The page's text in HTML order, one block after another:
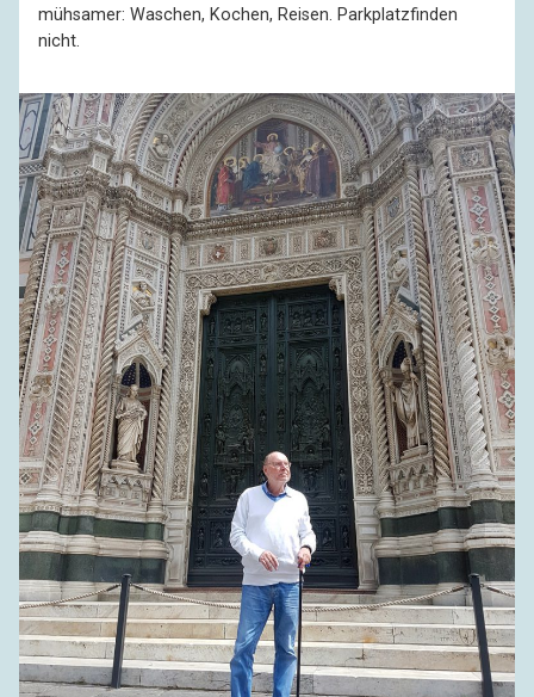
mühsamer: Waschen, Kochen, Reisen. Parkplatzfinden
nicht.